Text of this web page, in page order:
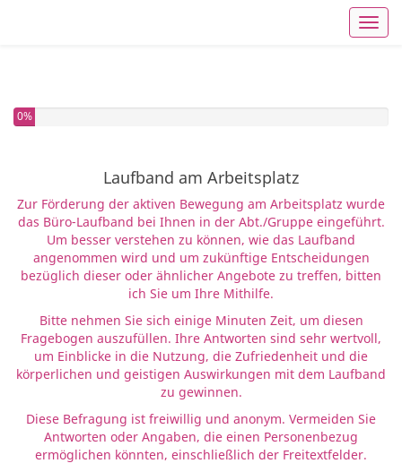
Sie haben 0% dieser Umfrage fertiggestellt.
0%
Laufband am Arbeitsplatz
Zur Förderung der aktiven Bewegung am Arbeitsplatz wurde
das Büro-Laufband bei Ihnen in der Abt./Gruppe eingeführt.
Um besser verstehen zu können, wie das Laufband
angenommen wird und um zukünftige Entscheidungen
bezüglich dieser oder ähnlicher Angebote zu treffen, bitten
ich Sie um Ihre Mithilfe.
Bitte nehmen Sie sich einige Minuten Zeit, um diesen
Fragebogen auszufüllen. Ihre Antworten sind sehr wertvoll,
um Einblicke in die Nutzung, die Zufriedenheit und die
körperlichen und geistigen Auswirkungen mit dem Laufband
zu gewinnen.
Diese Befragung ist freiwillig und anonym. Vermeiden Sie
Antworten oder Angaben, die einen Personenbezug
ermöglichen könnten, einschließlich der Freitextfelder.